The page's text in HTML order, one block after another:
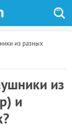
из разных
из
и